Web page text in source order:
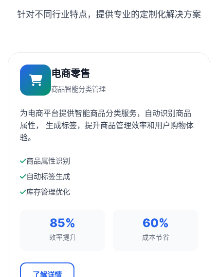
针对不同行业特点，提供专业的定制化解决方案
电商零售
商品智能分类管理
为电商平台提供智能商品分类服务，自动识别商品
属性， 生成标签，提升商品管理效率和用户购物体
验。
商品属性识别
自动标签生成
库存管理优化
85%
效率提升
60%
成本节省
了解详情